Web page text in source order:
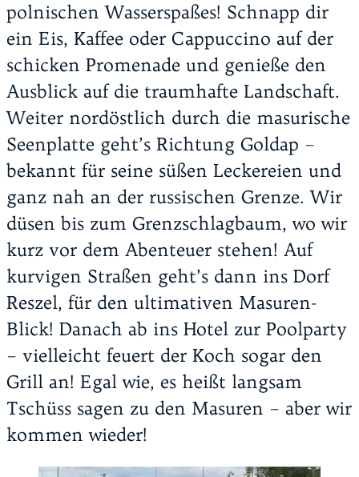
polnischen Wasserspaßes! Schnapp dir
ein Eis, Kaffee oder Cappuccino auf der
schicken Promenade und genieße den
Ausblick auf die traumhafte Landschaft.
Weiter nordöstlich durch die masurische
Seenplatte geht’s Richtung Goldap –
bekannt für seine süßen Leckereien und
ganz nah an der russischen Grenze. Wir
düsen bis zum Grenzschlagbaum, wo wir
kurz vor dem Abenteuer stehen! Auf
kurvigen Straßen geht’s dann ins Dorf
Reszel, für den ultimativen Masuren-
Blick! Danach ab ins Hotel zur Poolparty
– vielleicht feuert der Koch sogar den
Grill an! Egal wie, es heißt langsam
Tschüss sagen zu den Masuren – aber wir
kommen wieder!